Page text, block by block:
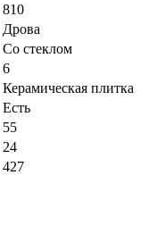
810
Дрова
Со стеклом
6
Керамическая плитка
Есть
55
24
427